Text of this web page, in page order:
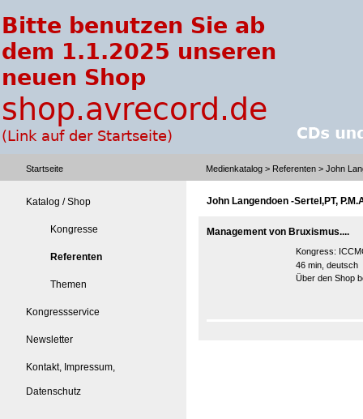
Startseite Medienkatalog > Referenten > John
Katalog / Shop
Kongresse
Referenten
Themen
Kongressservice
Newsletter
Kontakt, Impressum,
Datenschutz
John Langendoen -Sertel,PT,
Management von Bruxismus....
Kongress:
46 min, deutsch
Über den Shop